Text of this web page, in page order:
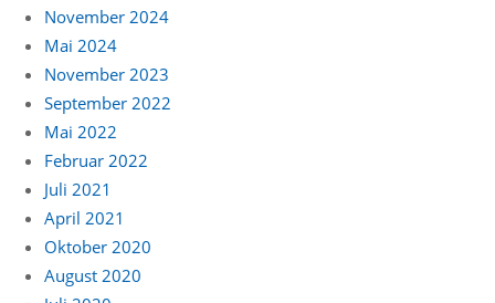
November 2024
Mai 2024
November 2023
September 2022
Mai 2022
Februar 2022
Juli 2021
April 2021
Oktober 2020
August 2020